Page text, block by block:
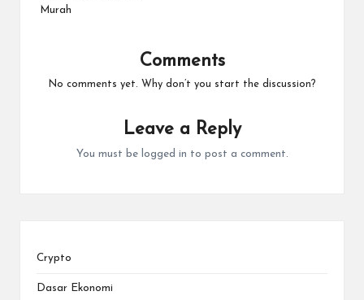
Murah
Comments
No comments yet. Why don’t you start the discussion?
Leave a Reply
You must be logged in to post a comment.
Crypto
Dasar Ekonomi